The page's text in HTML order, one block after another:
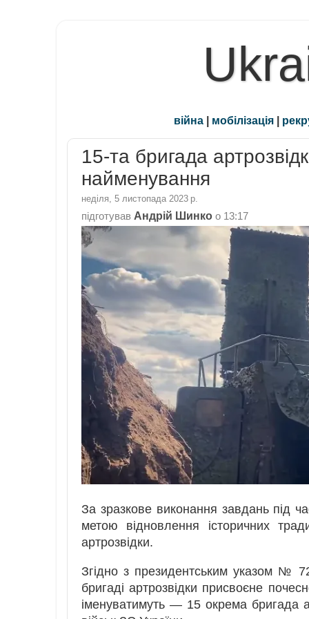
війна | мобілізація |
15-та бригада
найменування
неділя, 5 листопада 2023 р.
підготував Андрій Шинко о 13:17
За зразкове виконання завдань під
метою відновлення історичних
артрозвідки.
Згідно з президентським указом №
бригаді артрозвідки присвоєне
іменуватимуть — 15 окрема бригада